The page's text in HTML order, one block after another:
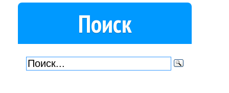
Поиск